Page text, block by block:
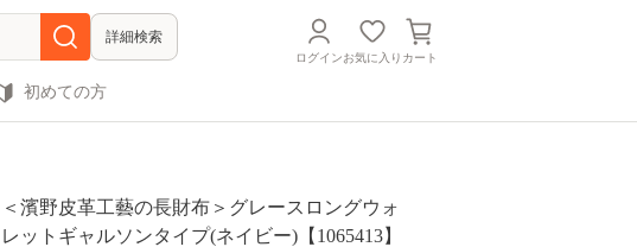
詳細検索
ログインお気に入り カート
初めての方
＜濱野皮革工藝の長財布＞グレースロングウォ
レットギャルソンタイプ(ネイビー)【1065413】